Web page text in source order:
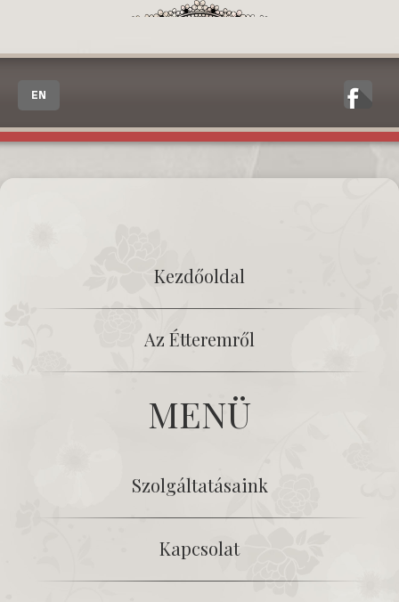
EN
Kezdőoldal
Az Étteremről
MENÜ
Szolgáltatásaink
Kapcsolat